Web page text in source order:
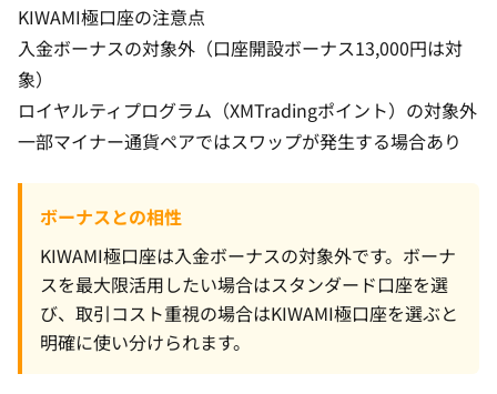
KIWAMI極口座の注意点
入金ボーナスの対象外（口座開設ボーナス13,000円は対
象）
ロイヤルティプログラム（XMTradingポイント）の対象外
一部マイナー通貨ペアではスワップが発生する場合あり
ボーナスとの相性
KIWAMI極口座は入金ボーナスの対象外です。ボーナ
スを最大限活用したい場合はスタンダード口座を選
び、取引コスト重視の場合はKIWAMI極口座を選ぶと
明確に使い分けられます。